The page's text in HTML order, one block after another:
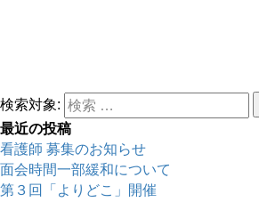
検索対象:
最近の投稿
看護師 募集のお知らせ
面会時間一部緩和について
第３回「よりどこ」開催